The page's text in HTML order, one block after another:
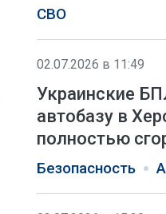
СВО
02.07.2026 в 11:49
Украинские
автобазу в
полностью
Безопасность